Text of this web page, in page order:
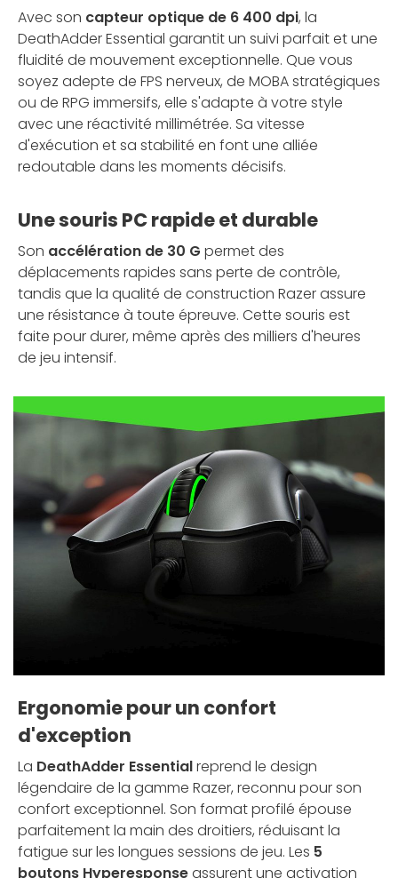
Avec son capteur optique de 6 400 dpi, la
DeathAdder Essential garantit un suivi parfait et une
fluidité de mouvement exceptionnelle. Que vous
soyez adepte de FPS nerveux, de MOBA stratégiques
ou de RPG immersifs, elle s'adapte à votre style
avec une réactivité millimétrée. Sa vitesse
d'exécution et sa stabilité en font une alliée
redoutable dans les moments décisifs.
Une souris PC rapide et durable
Son accélération de 30 G permet des
déplacements rapides sans perte de contrôle,
tandis que la qualité de construction Razer assure
une résistance à toute épreuve. Cette souris est
faite pour durer, même après des milliers d'heures
de jeu intensif.
Ergonomie pour un confort
d'exception
La DeathAdder Essentialreprend le design
légendaire de la gamme Razer, reconnu pour son
confort exceptionnel. Son format profilé épouse
parfaitement la main des droitiers, réduisant la
fatigue sur les longues sessions de jeu. Les 5
boutons Hyperesponseassurent une activation